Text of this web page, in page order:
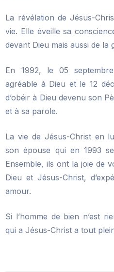
La révélation de Jésus-
vie. Elle éveille sa
devant Dieu mais aussi de la
En 1992, le 05
agréable à Dieu et le 12
d’obéir à Dieu devenu son
et à sa parole.
La vie de Jésus-Christ en
son épouse qui en 1993
Ensemble, ils ont la joie de
Dieu et Jésus-Christ,
amour.
Si l’homme de bien n’est
qui a Jésus-Christ a tout